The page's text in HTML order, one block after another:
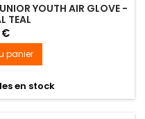
YOUTH AIR GLOVE -
TEAL
€
panier
en stock